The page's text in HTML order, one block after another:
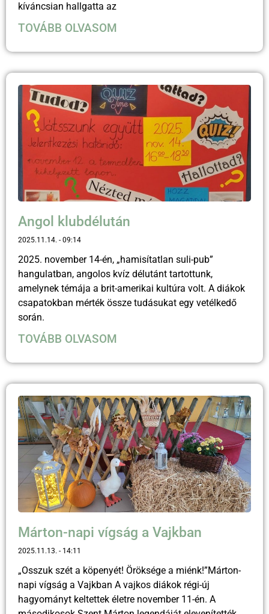
kíváncsian hallgatta az
TOVÁBB OLVASOM
Angol klubdélután
2025.11.14. 09:14
2025. november 14-én, „hamisítatlan suli-pub”
hangulatban, angolos kvíz délutánt tartottunk,
amelynek témája a brit-amerikai kultúra volt. A diákok
csapatokban mérték össze tudásukat egy vetélkedő
során.
TOVÁBB OLVASOM
Márton-napi vígság a Vajkban
2025.11.13. 14:11
„Osszuk szét a köpenyét! Öröksége a miénk!”Márton-
napi vígság a Vajkban A vajkos diákok régi-új
hagyományt keltettek életre november 11-én. A